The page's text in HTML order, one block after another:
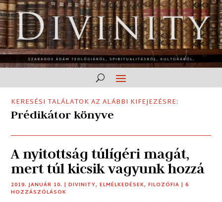
KERESÉSI TALÁLATOK AZ ALÁBBI KIFEJEZÉSRE:
Prédikátor könyve
A nyitottság túlígéri magát,
mert túl kicsik vagyunk hozzá
2019. JANUÁR 10. |DIVINITY,ELMÉLKEDÉSEK,FILOZÓFIA | 6
HOZZÁSZÓLÁSOK